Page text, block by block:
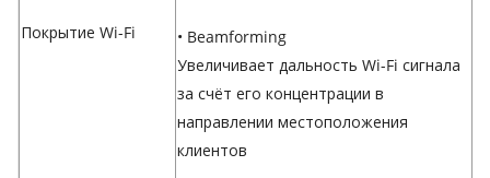
Покрытие Wi-Fi
• Beamforming
Увеличивает дальность Wi-Fi сигнала
за счёт его концентрации в
направлении местоположения
клиентов